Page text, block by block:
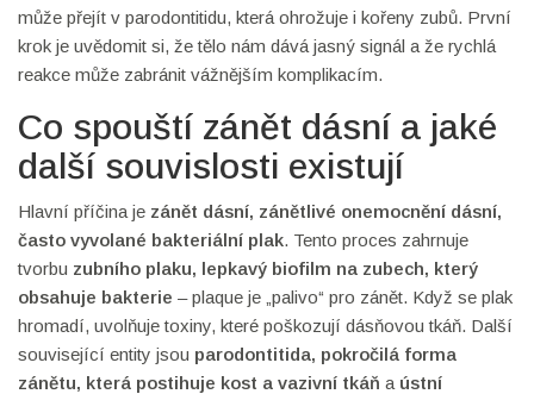
může přejít v parodontitidu, která ohrožuje i kořeny zubů. První
krok je uvědomit si, že tělo nám dává jasný signál a že rychlá
reakce může zabránit vážnějším komplikacím.
Co spouští zánět dásní a jaké
další souvislosti existují
Hlavní příčina je zánět dásní, zánětlivé onemocnění dásní,
často vyvolané bakteriální plak. Tento proces zahrnuje
tvorbu zubního plaku, lepkavý biofilm na zubech, který
obsahuje bakterie – plaque je „palivo“ pro zánět. Když se plak
hromadí, uvolňuje toxiny, které poškozují dásňovou tkáň. Další
související entity jsou parodontitida, pokročilá forma
zánětu, která postihuje kost a vazivní tkáň a ústní